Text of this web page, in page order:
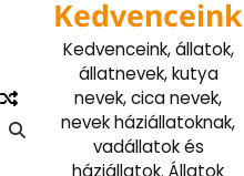
Kedvenceink
Kedvenceink, állatok,
állatnevek, kutya
nevek, cica nevek,
nevek háziállatoknak,
vadállatok és
háziállatok. Állatok